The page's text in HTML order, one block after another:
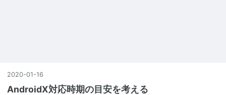
2020-01 -16
AndroidX対応時期の目安を考える